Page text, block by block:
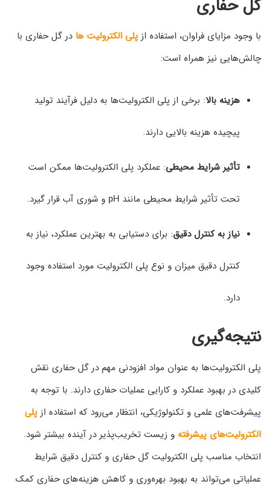
گل حفاری
با وجود مزایای فراوان، استفاده از پلی الکترولیت‌ ها در گل حفاری با
چالش‌هایی نیز همراه است:
هزینه بالا: برخی از پلی الکترولیت‌ها به دلیل فرآیند تولید
پیچیده هزینه بالایی دارند.
تأثیر شرایط محیطی: عملکرد پلی الکترولیت‌ها ممکن است
تحت تأثیر شرایط محیطی مانند pH و شوری آب قرار گیرد.
نیاز به کنترل دقیق: برای دستیابی به بهترین عملکرد، نیاز به
کنترل دقیق میزان و نوع پلی الکترولیت مورد استفاده وجود
دارد.
نتیجه‌گیری
پلی الکترولیت‌ها به عنوان مواد افزودنی مهم در گل حفاری نقش
کلیدی در بهبود عملکرد و کارایی عملیات حفاری دارند. با توجه به
پیشرفت‌های علمی و تکنولوژیکی، انتظار می‌رود که استفاده از پلی
الکترولیت‌های پیشرفته و زیست تخریب‌پذیر در آینده بیشتر شود.
انتخاب مناسب پلی الکترولیت گل حفاری و کنترل دقیق شرایط
عملیاتی می‌تواند به بهبود بهره‌وری و کاهش هزینه‌های حفاری کمک